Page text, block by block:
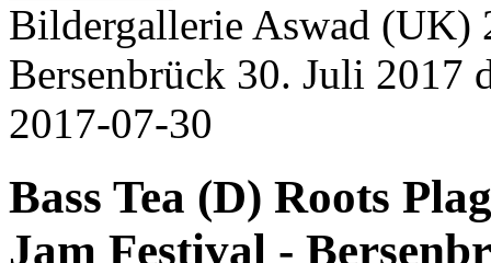
Bildergallerie Aswad (UK)
Bersenbrück 30. Juli 2017
2017-07-30
Bass Tea (D) Roots
Jam Festival -